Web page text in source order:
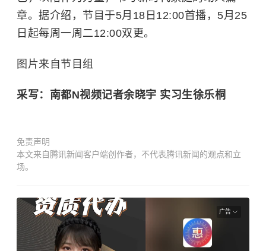
章。据介绍，节目于5月18日12:00首播，5月25
日起每周一周二12:00双更。
图片来自节目组
采写：南都N视频记者余晓宇 实习生徐乐桐
免责声明
本文来自腾讯新闻客户端创作者，不代表腾讯新闻的观点和立
场。
广告